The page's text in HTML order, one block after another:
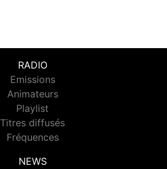
RADIO
Emissions
Animateurs
Playlist
Titres diffusés
Fréquences
NEWS